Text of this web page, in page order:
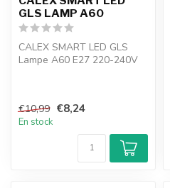
GLS LAMP A60
CALEX SMART LED GLS
Lampe A60 E27 220-240V
€10,99 €8,24
En stock